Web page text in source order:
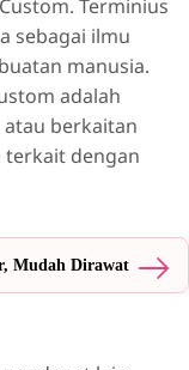
Terminius
sebagai ilmu
manusia.
adalah
berkaitan
terkait dengan
Mudah Dirawat